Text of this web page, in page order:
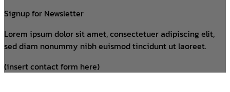
Signup for Newsletter
Lorem ipsum dolor sit amet, consectetuer adipiscing elit,
sed diam nonummy nibh euismod tincidunt ut laoreet.
(insert contact form here)